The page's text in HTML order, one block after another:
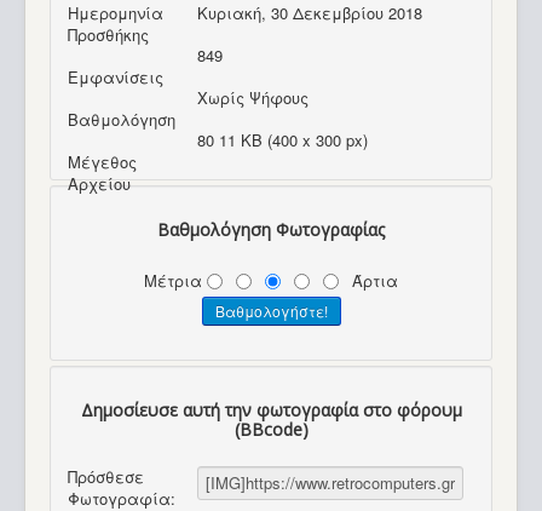
Ημερομηνία
Προσθήκης
Κυριακή, 30 Δεκεμβρίου 2018
Εμφανίσεις
849
Βαθμολόγηση
Χωρίς Ψήφους
Μέγεθος
Αρχείου
80 11 KB (400 x 300 px)
Βαθμολόγηση Φωτογραφίας
Μέτρια Άρτια
Δημοσίευσε αυτή την φωτογραφία στο φόρουμ
(BBcode)
Πρόσθεσε
Φωτογραφία: